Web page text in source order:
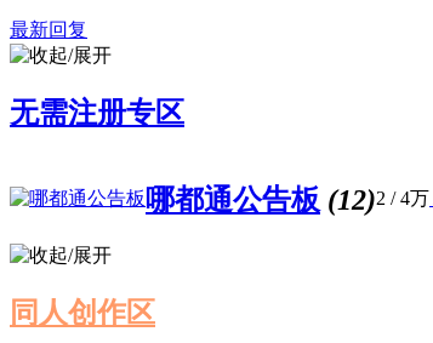
最新回复
无需注册专区
哪都通公告板 (12)2 /4万
同人创作区